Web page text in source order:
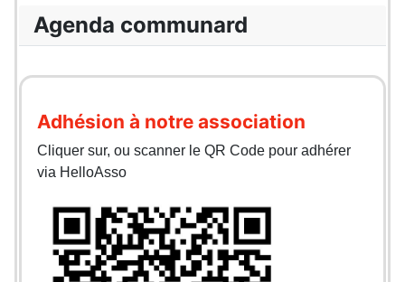
Agenda communard
Adhésion à notre association
Cliquer sur, ou scanner le QR Code pour adhérer
via HelloAsso